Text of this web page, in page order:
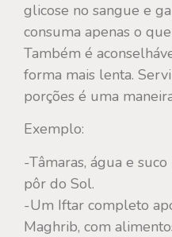
glicose no sangue e
consuma apenas o
Também é
forma mais lenta.
porções é uma
Exemplo:
-Tâmaras, água e
pôr do Sol.
-Um Iftar completo
Maghrib, com